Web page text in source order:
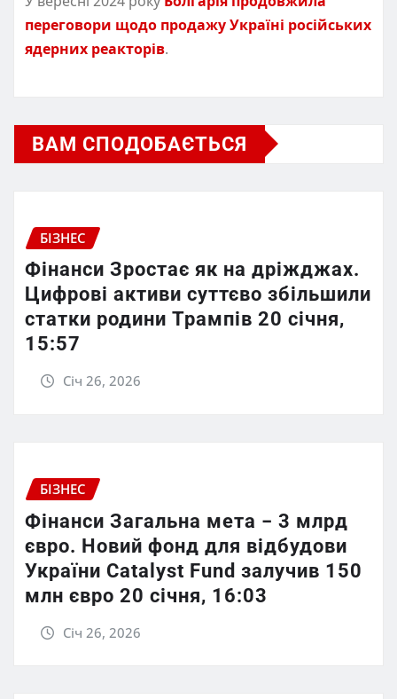
переговори щодо продажу Україні російських
ядерних реакторів.
ВАМ СПОДОБАЄТЬСЯ
БІЗНЕС
Фінанси Зростає як на дріжджах.
Цифрові активи суттєво збільшили
статки родини Трампів 20 січня,
15:57
Січ 26, 2026
БІЗНЕС
Фінанси Загальна мета − 3 млрд
євро. Новий фонд для відбудови
України Catalyst Fund залучив 150
млн євро 20 січня, 16:03
Січ 26, 2026